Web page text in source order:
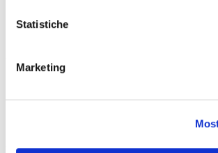
Statistiche
Marketing
DOPO LA